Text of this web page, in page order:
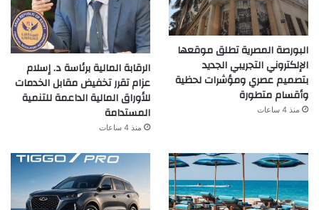
البورصة المصرية تطلق موقعها
الإلكتروني التجريبي الجديد
بتصميم عصري ومؤشرات لحظية
وأقسام متطورة
منذ 4 ساعات
الرقابة المالية برئاسة د. إسلام
عزام تقرر تخفيض مقابل الخدمات
للأوراق المالية الداعمة للتنمية
المستدامة
منذ 4 ساعات